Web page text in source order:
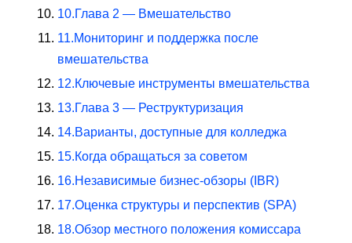
10.Глава 2 — Вмешательство
11.Мониторинг и поддержка после
вмешательства
12.Ключевые инструменты вмешательства
13.Глава 3 — Реструктуризация
14.Варианты, доступные для колледжа
15.Когда обращаться за советом
16.Независимые бизнес-обзоры (IBR)
17.Оценка структуры и перспектив (SPA)
18.Обзор местного положения комиссара